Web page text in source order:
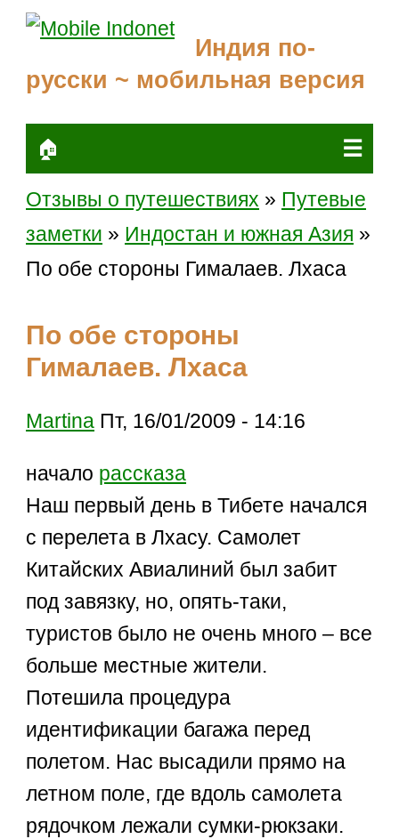
Индия по-
русски ~ мобильная версия
🏠 ☰
Отзывы о путешествиях » Путевые
заметки » Индостан и южная Азия »
По обе стороны Гималаев. Лхаса
По обе стороны
Гималаев. Лхаса
Martina Пт, 16/01/2009 - 14:16
начало рассказа
Наш первый день в Тибете начался
с перелета в Лхасу. Самолет
Китайских Авиалиний был забит
под завязку, но, опять-таки,
туристов было не очень много – все
больше местные жители.
Потешила процедура
идентификации багажа перед
полетом. Нас высадили прямо на
летном поле, где вдоль самолета
рядочком лежали сумки-рюкзаки.